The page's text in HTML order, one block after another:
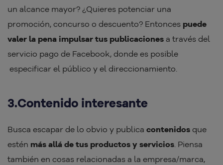
un alcance mayor? ¿Quieres potenciar una
promoción, concurso o descuento? Entonces puede
valer la pena impulsar tus publicaciones a través del
servicio pago de Facebook, donde es posible
especificar el público y el direccionamiento.
3.Contenido interesante
Busca escapar de lo obvio y publica contenidos que
estén más allá de tus productos y servicios. Piensa
también en cosas relacionadas a la empresa/marca,